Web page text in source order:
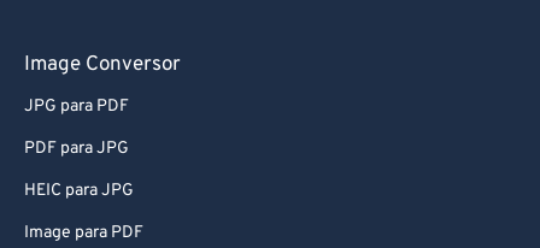
Image Conversor
JPG para PDF
PDF para JPG
HEIC para JPG
Image para PDF